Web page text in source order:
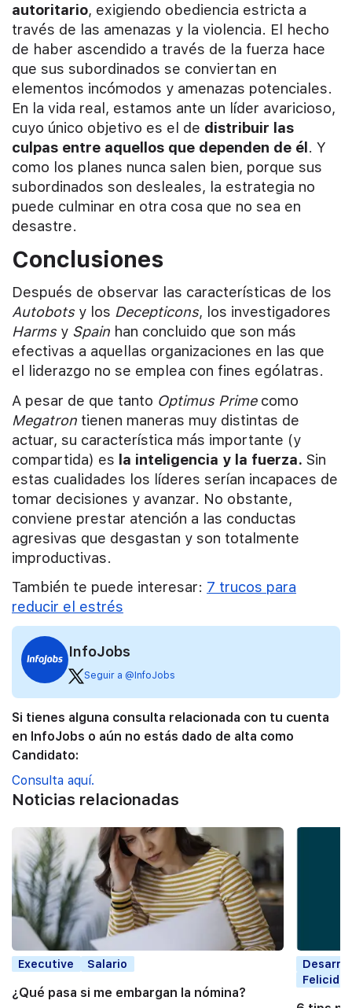
autoritario, exigiendo obediencia estricta a
través de las amenazas y la violencia. El hecho
de haber ascendido a través de la fuerza hace
que sus subordinados se conviertan en
elementos incómodos y amenazas potenciales.
En la vida real, estamos ante un líder avaricioso,
cuyo único objetivo es el de distribuir las
culpas entre aquellos que dependen de él . Y
como los planes nunca salen bien, porque sus
subordinados son desleales, la estrategia no
puede culminar en otra cosa que no sea en
desastre.
Conclusiones
Después de observar las características de los
Autobotsy los Decepticons, los investigadores
Harmsy Spain han concluido que son más
efectivas a aquellas organizaciones en las que
el liderazgo no se emplea con fines ególatras.
A pesar de que tanto Optimus Primecomo
Megatron tienen maneras muy distintas de
actuar, su característica más importante (y
compartida) es la inteligencia y la fuerza. Sin
estas cualidades los líderes serían incapaces de
tomar decisiones y avanzar. No obstante,
conviene prestar atención a las conductas
agresivas que desgastan y son totalmente
improductivas.
También te puede interesar: 7 trucos para
reducir el estrés
InfoJobs
Seguir a @InfoJobs
Si tienes alguna consulta relacionada con tu cuenta
en InfoJobs o aún no estás dado de alta como
Candidato:
Consulta aquí.
Noticias relacionadas
Executive Salario
¿Qué pasa si me embargan la nómina?